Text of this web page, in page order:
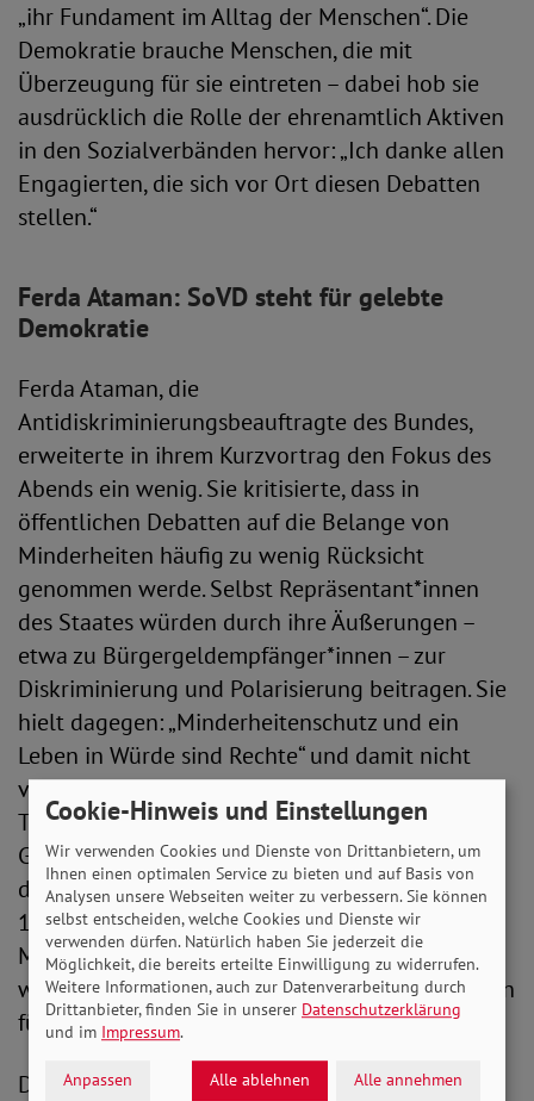
„ihr Fundament im Alltag der Menschen“. Die
Demokratie brauche Menschen, die mit
Überzeugung für sie eintreten – dabei hob sie
ausdrücklich die Rolle der ehrenamtlich Aktiven
in den Sozialverbänden hervor: „Ich danke allen
Engagierten, die sich vor Ort diesen Debatten
stellen.“
Ferda Ataman: SoVD steht für gelebte
Demokratie
Ferda Ataman, die
Antidiskriminierungsbeauftragte des Bundes,
erweiterte in ihrem Kurzvortrag den Fokus des
Abends ein wenig. Sie kritisierte, dass in
öffentlichen Debatten auf die Belange von
Minderheiten häufig zu wenig Rücksicht
genommen werde. Selbst Repräsentant*innen
des Staates würden durch ihre Äußerungen –
etwa zu Bürgergeldempfänger*innen – zur
Diskriminierung und Polarisierung beitragen. Sie
hielt dagegen: „Minderheitenschutz und ein
Leben in Würde sind Rechte“ und damit nicht
verhandelbar. Sie plädierte für einen Weg des
Teilens, des Gemeinwohls und der Toleranz.
Genau dafür stehe der Sozialstaat. Auch sie
dankte explizit dem SoVD: „Sie setzen sich seit
100 Jahren konsequent dafür ein, dass alle
Menschen in unserem Land ein gutes und
würdevolles Leben führen können. Sie stehen ein
für gelebte Demokratie.“
Die abschließende Podiumsdiskussion erfuhr
Cookie-Hinweis und Einstellungen
Wir verwenden Cookies und Dienste von Drittanbietern, um
Ihnen einen optimalen Service zu bieten und auf Basis von
Analysen unsere Webseiten weiter zu verbessern. Sie können
selbst entscheiden, welche Cookies und Dienste wir
verwenden dürfen. Natürlich haben Sie jederzeit die
Möglichkeit, die bereits erteilte Einwilligung zu widerrufen.
Weitere Informationen, auch zur Datenverarbeitung durch
Drittanbieter, finden Sie in unserer Datenschutzerklärung
und im Impressum.
Anpassen Alle ablehnen Alle annehmen